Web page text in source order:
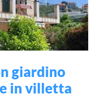
giardino
in villetta